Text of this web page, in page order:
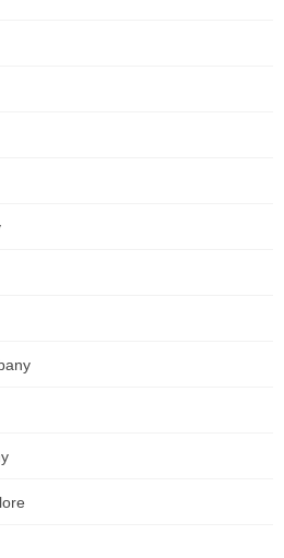
Movements in
art world
in Darwin
in Darwin. The air hits you, thick
of the tropics, a place
this beautiful, sprawling
Hobart: A Practical